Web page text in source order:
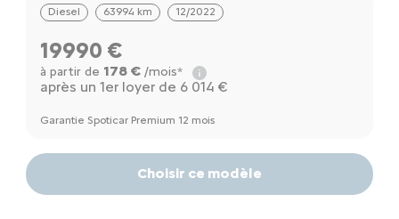
Diesel 63994 km 12/2022
19990 €
à partir de 178 €/mois*
après un 1er loyer de 6 014 €
Garantie Spoticar Premium 12 mois
Choisir ce modèle